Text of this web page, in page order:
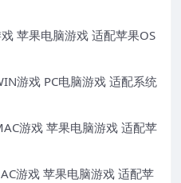
苹果电脑游戏 适配苹果OS
游戏 PC电脑游戏 适配系统
游戏 苹果电脑游戏 适配苹
游戏 苹果电脑游戏 适配苹